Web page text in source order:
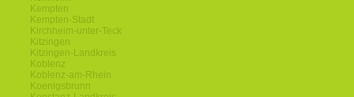
Kempten
Kempten-Stadt
Kirchheim-unter-Teck
Kitzingen
Kitzingen-Landkreis
Koblenz
Koblenz-am-Rhein
Koenigsbrunn